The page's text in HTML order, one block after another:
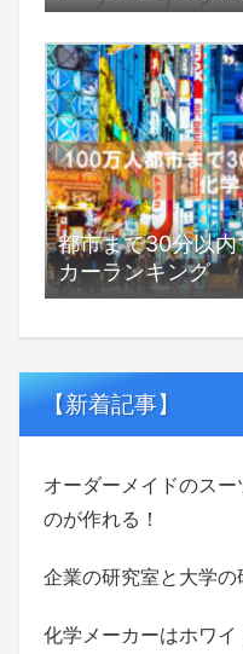
都市まで30分以
カーランキング
【新着記事】
オーダーメイドのス
のが作れる！
企業の研究室と大学
化学メーカーはホワ